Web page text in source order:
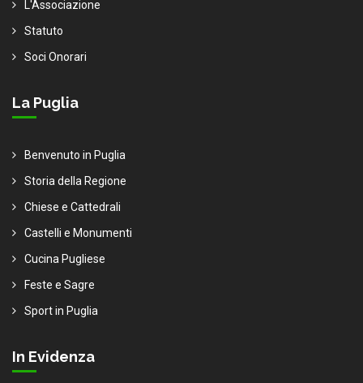
L'Associazione
Statuto
Soci Onorari
La Puglia
Benvenuto in Puglia
Storia della Regione
Chiese e Cattedrali
Castelli e Monumenti
Cucina Pugliese
Feste e Sagre
Sport in Puglia
In Evidenza